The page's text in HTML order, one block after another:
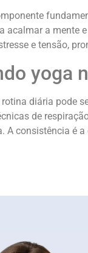
acalmar a mente
e tensão,
yoga
diária pode
de
A consistência é